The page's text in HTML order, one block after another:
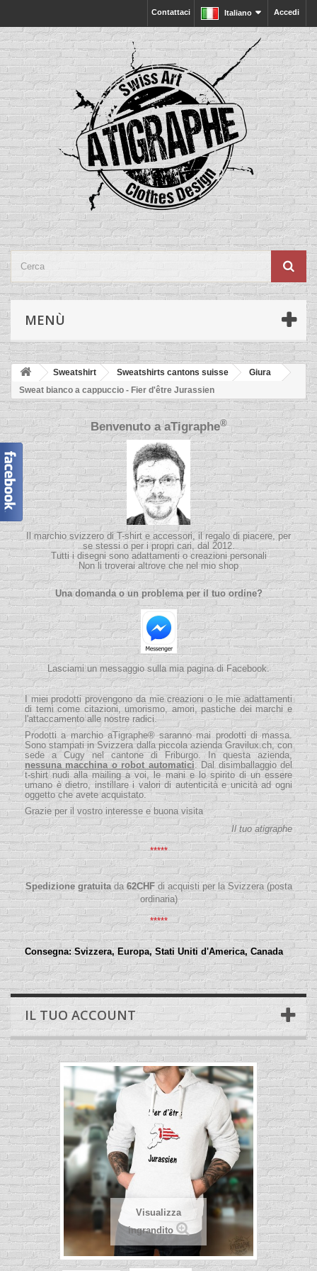
Accedi
Italiano
Contattaci
MENÙ
Sweatshirt Sweatshirts cantons suisse
Giura
Sweat bianco a cappuccio - Fier d'être Jurassien
Benvenuto aaTigraphe®
Il marchio svizzero di T-shirt e accessori, il regalo di piacere, per
se stessi o per i propri cari, dal 2012.
Tutti i disegni sono adattamenti o creazioni personali
Non li troverai altrove che nel mio shop
Una domanda o un problema per il tuo ordine?
Lasciami un messaggio sulla mia pagina di Facebook.
I miei prodotti provengono da mie creazioni o le mie adattamenti
di temi come citazioni, umorismo, amori, pastiche dei marchi e
l'attaccamento alle nostre radici.
Prodotti a marchio aTigraphe® saranno mai prodotti di massa.
Sono stampati in Svizzera dalla piccolaaziendaGravilux.ch, con
sede a Cugy nel cantone di Friburgo. In questa azienda,
nessuna macchina o robot automatici. Dal disimballaggio del
t-shirt nudi alla mailing a voi, le mani e lo spirito di un essere
umano è dietro, instillare i valori di autenticità e unicità ad ogni
oggetto che avete acquistato.
Grazie per il vostro interesse e buona visita
Il tuo atigraphe
*****
Spedizione gratuitada62CHFdi acquisti per la Svizzera (posta
ordinaria)
*****
Consegna:Svizzera, Europa, Stati Uniti d'America, Canada
IL TUO ACCOUNT
Visualizza
ingrandito